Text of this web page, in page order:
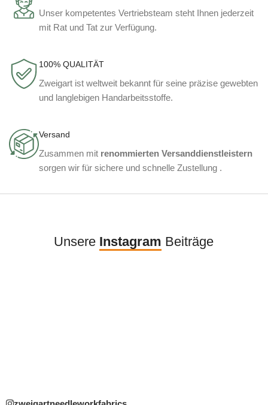
Unser kompetentes Vertriebsteam steht Ihnen jederzeit
mit Rat und Tat zur Verfügung.
100% QUALITÄT
Zweigart ist weltweit bekannt für seine präzise gewebten
und langlebigen Handarbeitsstoffe.
Versand
Zusammen mit renommierten Versanddienstleistern
sorgen wir für sichere und schnelle Zustellung .
Unsere Instagram Beiträge